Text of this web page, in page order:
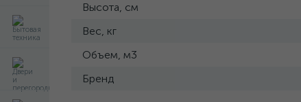
Высота, см
Вес, кг
Объем, м3
Бренд